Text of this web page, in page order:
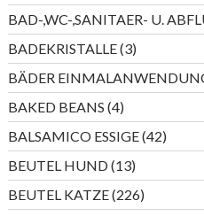
BAD-,WC-,SANITAER- U.
BADEKRISTALLE 33
Produkte
BÄDER
BAKED BEANS 44
Produkte
BALSAMICO ESSIGE 4242
BEUTEL HUND 1313
Produkte
BEUTEL KATZE 226226